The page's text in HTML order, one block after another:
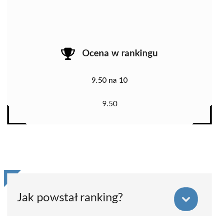
Ocena w rankingu
9.50 na 10
9.50
Jak powstał ranking?